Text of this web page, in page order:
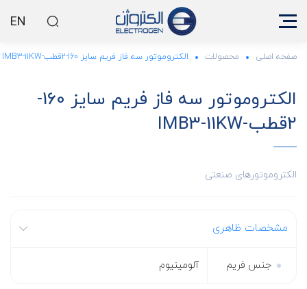
EN
صفحه اصلی محصولات الکتروموتور سه فاز فریم سایز 160-2قطب-IMB3-11KW
الکتروموتور سه فاز فریم سایز 160-
2قطب-IMB3-11KW
الکتروموتورهای صنعتی
مشخصات ظاهری
جنس فریم آلومینیوم